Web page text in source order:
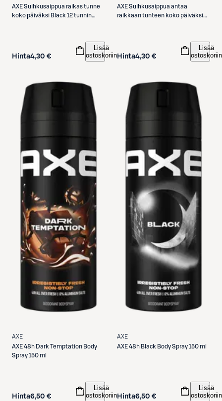
AXESuihkusaippua raikas tunne
koko päiväksi Black 12 tunnin
Hinta4,30 €
Lisää
ostoskoriin
AXESuihkusaippua antaa
raikkaan tunteen koko päiväksi
Hinta4,30 €
Lisää
ostoskoriin
AXE
AXE 48h Dark Temptation Body
Spray 150 ml
Hinta6,50 €
Lisää
ostoskoriin
AXE
AXE 48h Black Body Spray 150 ml
Hinta6,50 €
Lisää
ostoskoriin